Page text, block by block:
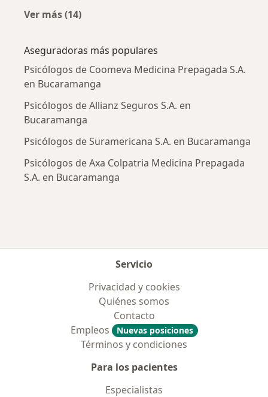
Ver más (14)
Aseguradoras más populares
Psicólogos de Coomeva Medicina Prepagada S.A.
en Bucaramanga
Psicólogos de Allianz Seguros S.A. en
Bucaramanga
Psicólogos de Suramericana S.A. en Bucaramanga
Psicólogos de Axa Colpatria Medicina Prepagada
S.A. en Bucaramanga
Servicio
Privacidad y cookies
Quiénes somos
Contacto
Empleos
Nuevas posiciones
Términos y condiciones
Para los pacientes
Especialistas